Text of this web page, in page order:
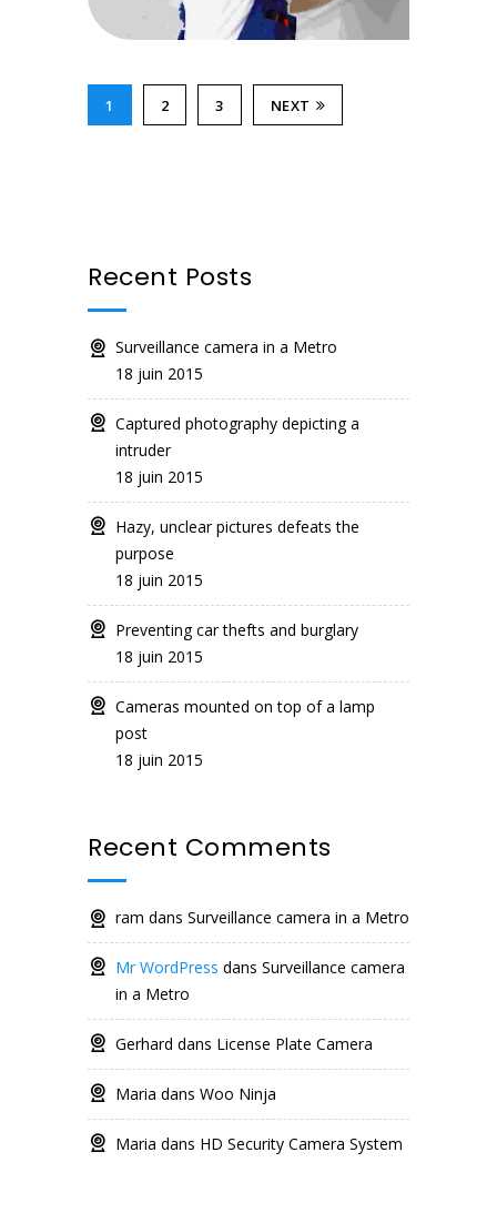
Recent Posts
Surveillance camera in a Metro
18 juin 2015
Captured photography depicting a
intruder
18 juin 2015
Hazy, unclear pictures defeats the
purpose
18 juin 2015
Preventing car thefts and burglary
18 juin 2015
Cameras mounted on top of a lamp
post
18 juin 2015
Recent Comments
ram dans Surveillance camera in a Metro
Mr WordPress dans Surveillance camera
in a Metro
Gerhard dans License Plate Camera
Maria dans Woo Ninja
Maria dans HD Security Camera System
1 2 3 NEXT